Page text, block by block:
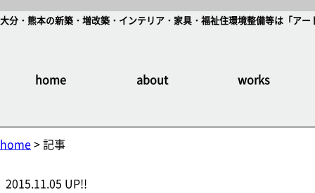
大分・熊本の新築・増改築・インテリア・家具・福祉住環境整備等は「ア
home about works
home > 記事
2015.11.05 UP!!